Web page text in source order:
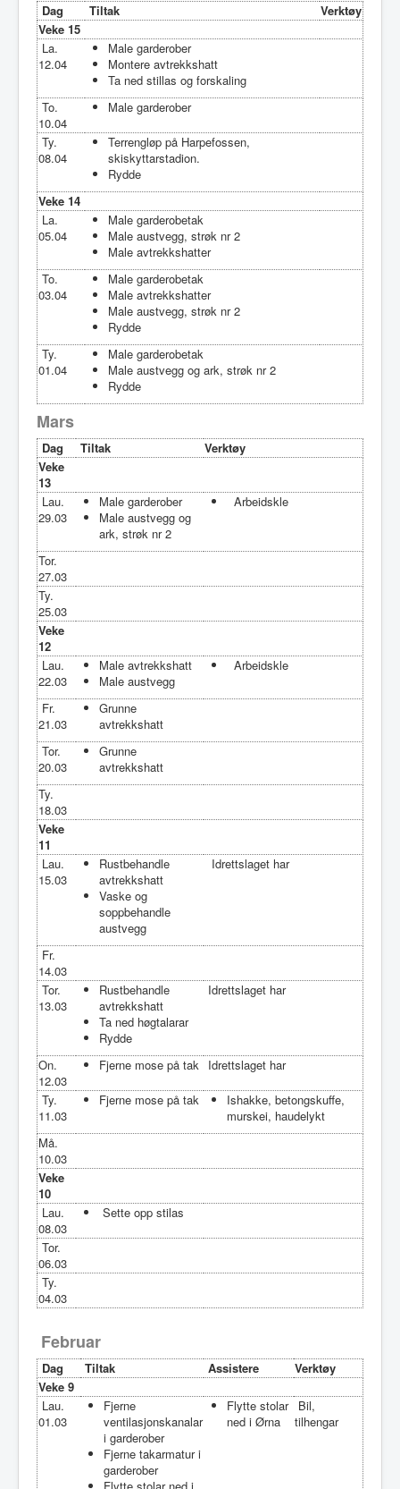
Dag Tiltak
Verktøy
Veke 15
La.
12.04
Male garderober
Montere avtrekkshatt
Ta ned stillas og forskaling
To.
10.04
Male garderober
Ty.
08.04
Terrengløp på Harpefossen,
skiskyttarstadion.
Rydde
Veke 14
La.
05.04
Male garderobetak
Male austvegg, strøk nr 2
Male avtrekkshatter
To.
03.04
Male garderobetak
Male avtrekkshatter
Male austvegg, strøk nr 2
Rydde
Ty.
01.04
Male garderobetak
Male austvegg og ark, strøk nr 2
Rydde
Mars
Dag Tiltak
Verktøy
Veke
13
Lau.
29.03
Male garderober
Male austvegg og
ark, strøk nr 2
Arbeidskle
Tor.
27.03
Ty.
25.03
Veke
12
Lau.
22.03
Male avtrekkshatt
Male austvegg
Arbeidskle
Fr.
21.03
Grunne
avtrekkshatt
Tor.
20.03
Grunne
avtrekkshatt
Ty.
18.03
Veke
11
Lau.
15.03
Rustbehandle
avtrekkshatt
Vaske og
soppbehandle
austvegg
Idrettslaget har
Fr.
14.03
Tor.
13.03
Rustbehandle
avtrekkshatt
Ta ned høgtalarar
Rydde
Idrettslaget har
On.
12.03
Fjerne mose på tak Idrettslaget har
Ty.
11.03
Fjerne mose på tak
Ishakke, betongskuffe,
murskei, haudelykt
Må.
10.03
Veke
10
Lau.
08.03
Sette opp stilas
Tor.
06.03
Ty.
04.03
Februar
Dag Tiltak Assistere
Verktøy
Veke 9
Lau.
01.03
Fjerne
ventilasjonskanalar
i garderober
Fjerne takarmatur i
garderober
Flytte stolar ned i
Flytte stolar
ned i Ørna
Bil,
tilhengar